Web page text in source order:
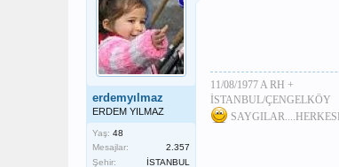
erdemyılmaz
ERDEM YILMAZ
Yaş: 48
Mesajlar:
2.357
Şehir:
İSTANBUL
11/08/1977 A RH +
İSTANBUL/ÇENGELKÖY